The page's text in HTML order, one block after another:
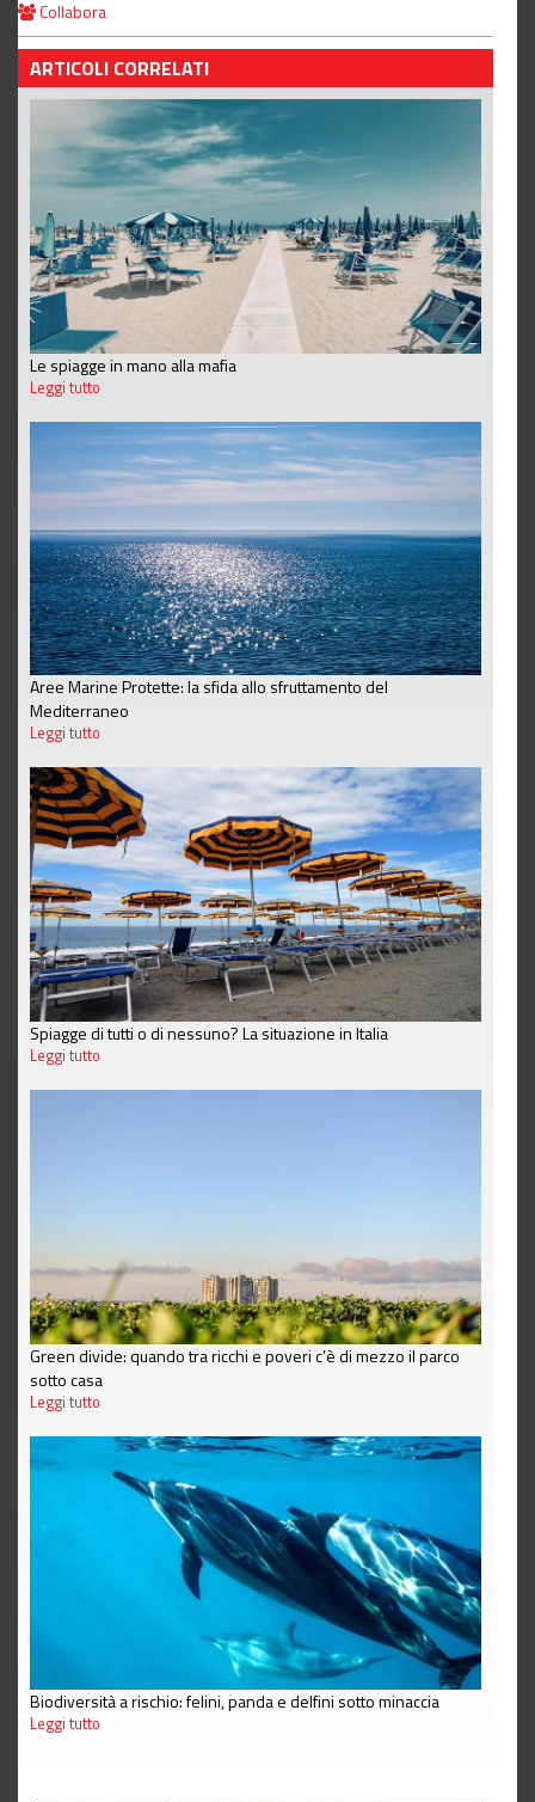
Collabora
ARTICOLI CORRELATI
Le spiagge in mano alla mafia
Leggi tutto
Aree Marine Protette: la sfida allo sfruttamento del
Mediterraneo
Leggi tutto
Spiagge di tutti o di nessuno? La situazione in Italia
Leggi tutto
Green divide: quando tra ricchi e poveri c’è di mezzo il parco
sotto casa
Leggi tutto
Biodiversità a rischio: felini, panda e delfini sotto minaccia
Leggi tutto